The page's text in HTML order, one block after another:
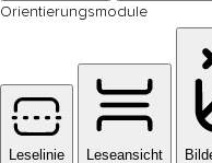
Orientierungsmodule
Leselinie Leseansicht